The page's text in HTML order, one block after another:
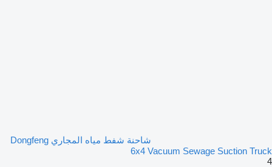
شاحنة شفط مياه المجاري Dongfeng
6x4 Vacuum Sewage Suction Truck
4